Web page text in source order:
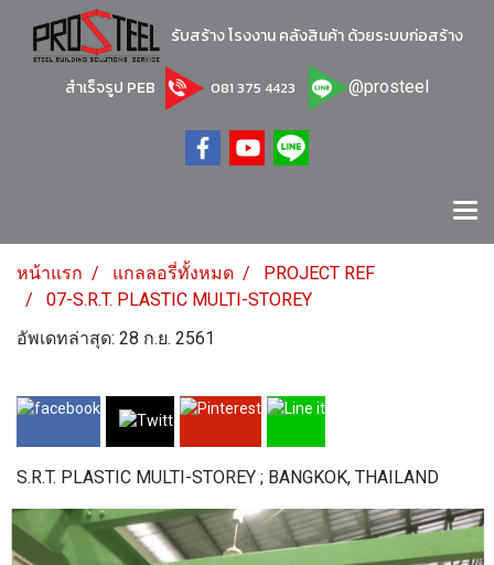
รับสร้าง โรงงาน คลังสินค้า ด้วยระบบก่อสร้าง
สำเร็จรูป PEB 081 375 4423 @prosteel
หน้าแรก แกลลอรี่ทั้งหมด
PROJECT REF
07-S.R.T. PLASTIC MULTI-STOREY
อัพเดทล่าสุด: 28 ก.ย. 2561
S.R.T. PLASTIC MULTI-STOREY ; BANGKOK, THAILAND